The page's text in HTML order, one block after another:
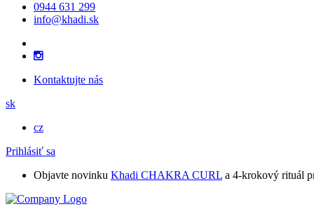
0944 631 299
info@khadi.sk
Kontaktujte nás
sk
cz
Prihlásiť sa
Objavte novinku Khadi CHAKRA CURL a 4-krokový rituál